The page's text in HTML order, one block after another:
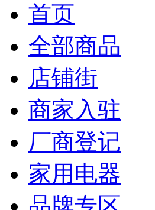
首页
全部商品
店铺街
商家入驻
厂商登记
家用电器